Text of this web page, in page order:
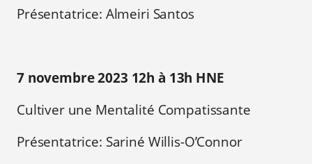
Présentatrice: Almeiri Santos
7 novembre 2023 12h à 13h HNE
Cultiver une Mentalité Compatissante
Présentatrice: Sariné Willis-O’Connor